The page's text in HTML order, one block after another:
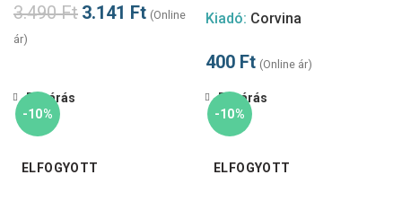
3.490Ft 3.141 Ft (Online
ár)
Kiadó: Corvina
400 Ft (Online ár)
-10%
ELFOGYOTT
Bezárás
-10%
ELFOGYOTT
Bezárás